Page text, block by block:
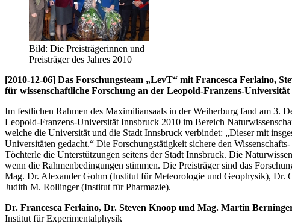
Bild: Die Preisträgerinnen und
Preisträger des Jahres 2010
[2010-12-06] Das Forschungsteam „LevT“ mit Francesca Ferlaino,
für wissenschaftliche Forschung an der Leopold-Franzens-
Im festlichen Rahmen des Maximiliansaals in der Weiherburg fand am 3.
Leopold-Franzens-Universität Innsbruck 2010 im Bereich
welche die Universität und die Stadt Innsbruck verbindet: „Dieser mit
Universitäten gedacht.“ Die Forschungstätigkeit sichere den
Töchterle die Unterstützungen seitens der Stadt Innsbruck. Die
wenn die Rahmenbedingungen stimmen. Die Preisträger sind das
Mag. Dr. Alexander Gohm (Institut für Meteorologie und Geophysik),
Judith M. Rollinger (Institut für Pharmazie).
Dr. Francesca Ferlaino, Dr. Steven Knoop und Mag. Martin
Institut für Experimentalphysik